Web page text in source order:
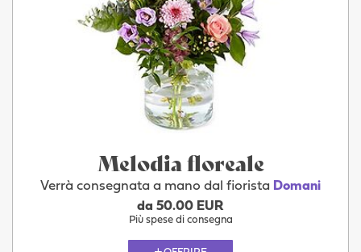
Melodia floreale
Verrà consegnata a mano dal fiorista Domani
da 50.00 EUR
Più spese di consegna